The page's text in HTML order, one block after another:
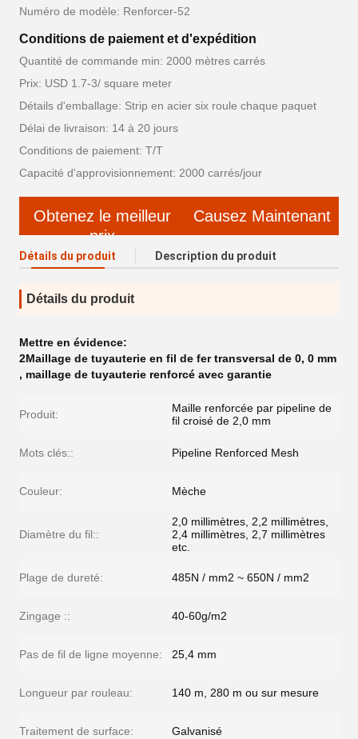
Numéro de modèle: Renforcer-52
Conditions de paiement et d'expédition
Quantité de commande min: 2000 mètres carrés
Prix: USD 1.7-3/ square meter
Détails d'emballage: Strip en acier six roule chaque paquet
Délai de livraison: 14 à 20 jours
Conditions de paiement: T/T
Capacité d'approvisionnement: 2000 carrés/jour
Obtenez le meilleur
prix
Causez Maintenant
Détails du produit Description du produit
Détails du produit
Mettre en évidence:
2Maillage de tuyauterie en fil de fer transversal de 0, 0 mm
, maillage de tuyauterie renforcé avec garantie
Produit:
Maille renforcée par pipeline de
fil croisé de 2,0 mm
Mots clés:: Pipeline Renforced Mesh
Couleur: Mèche
Diamètre du fil::
2,0 millimètres, 2,2 millimètres,
2,4 millimètres, 2,7 millimètres
etc.
Plage de dureté: 485N / mm2 ~ 650N / mm2
Zingage :: 40-60g/m2
Pas de fil de ligne moyenne: 25,4 mm
Longueur par rouleau: 140 m, 280 m ou sur mesure
Traitement de surface: Galvanisé